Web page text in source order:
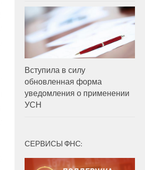
Вступила в силу
обновленная форма
уведомления о применении
УСН
СЕРВИСЫ ФНС: